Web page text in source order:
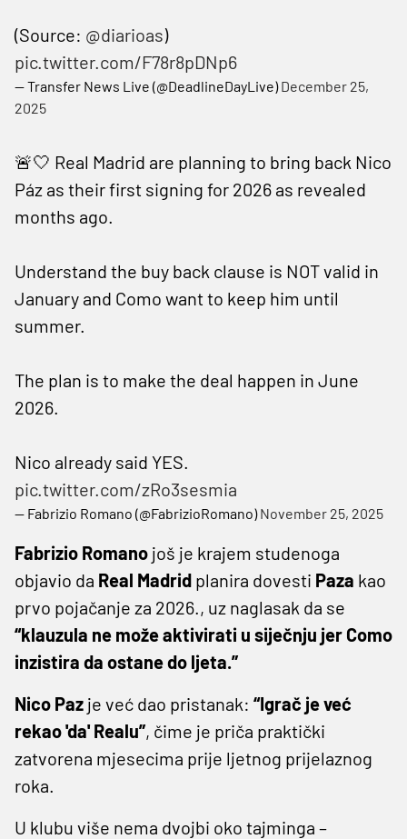
(Source: @diarioas)
pic.twitter.com/F78r8pDNp6
— Transfer News Live (@DeadlineDayLive)December 25,
2025
🚨🤍 Real Madrid are planning to bring back Nico
Páz as their first signing for 2026 as revealed
months ago.
Understand the buy back clause is NOT valid in
January and Como want to keep him until
summer.
The plan is to make the deal happen in June
2026.
Nico already said YES.
pic.twitter.com/zRo3sesmia
— Fabrizio Romano (@FabrizioRomano)November 25, 2025
Fabrizio Romano još je krajem studenoga
objavio da Real Madrid planira dovesti Paza kao
prvo pojačanje za 2026., uz naglasak da se
“klauzula ne može aktivirati u siječnju jer Como
inzistira da ostane do ljeta.”
Nico Paz je već dao pristanak: “Igrač je već
rekao 'da' Realu”, čime je priča praktički
zatvorena mjesecima prije ljetnog prijelaznog
roka.
U klubu više nema dvojbi oko tajminga –